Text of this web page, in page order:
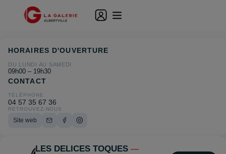
LES DELICES TOQUES —
HORAIRES D'OUVERTURE
DU LUNDI AU SAMEDI
09h00 – 19h30
CONTACT
TÉLÉPHONE
04 57 35 67 36
RETROUVEZ-NOUS
Site web